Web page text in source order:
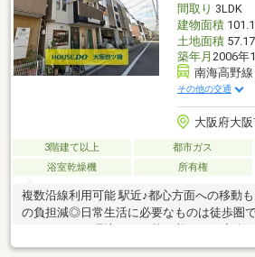
間取り 3LDK
建物面積
土地面積
築年月 2006年
南海高野
その他の交通
大阪府大
3階建て以上 都市ガス
浴室乾燥機
所有権
複数沿線利用可能 駅近♪都心方面への移動
の負担減◎日常生活に必要なものは徒歩圏
便性を確保しやすい立地☆---1階は一部を店